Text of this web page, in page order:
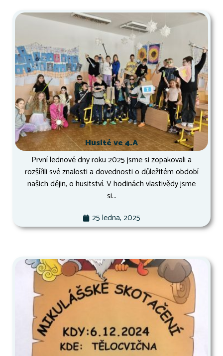
Husité ve 4.A
První lednové dny roku 2025 jsme si zopakovali a
rozšířili své znalosti a dovednosti o důležitém období
našich dějin, o husitství. V hodinách vlastivědy jsme
si...
25 ledna, 2025